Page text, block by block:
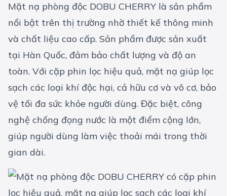
Mặt nạ phòng độc DOBU CHERRY là sản phẩm
nổi bật trên thị trường nhờ thiết kế thông minh
và chất liệu cao cấp. Sản phẩm được sản xuất
tại Hàn Quốc, đảm bảo chất lượng và độ an
toàn. Với cặp phin lọc hiệu quả, mặt nạ giúp lọc
sạch các loại khí độc hại, cả hữu cơ và vô cơ, bảo
vệ tối đa sức khỏe người dùng. Đặc biệt, công
nghệ chống đọng nước là một điểm cộng lớn,
giúp người dùng làm việc thoải mái trong thời
gian dài.